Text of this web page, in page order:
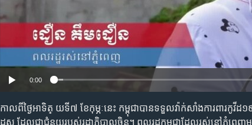
0:00
កាល​ពី​ថ្ងៃ​អាទិត្ យ​ទី៧​ ខែ​កុម្ភៈ​នេះ​ កម្ពុជា​បាន​ទទួល​វ៉ាក់សាំង​ការពា
ដូស​ ដែល​ជា​ជំនួយ​របស់​រដ្ឋាភិបាល​ចិន។​ ពលរដ្ឋ​កម្ពុជា​ដែល​រស់​នៅ​ភ្នំពេញ​